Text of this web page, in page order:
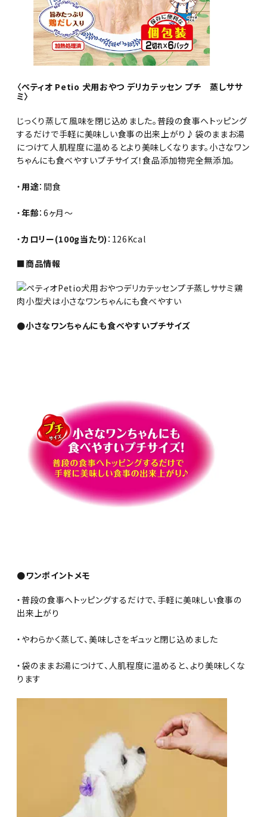
〈ペティオ Petio 犬用おやつ デリカテッセン プチ 蒸しササ
ミ〉
じっくり蒸して風味を閉じ込めました。普段の食事へトッピング
するだけで手軽に美味しい食事の出来上がり♪袋のままお湯
につけて人肌程度に温めるとより美味しくなります。小さなワン
ちゃんにも食べやすいプチサイズ！食品添加物完全無添加。
・用途：間食
・年齢：6ヶ月～
・カロリー(100g当たり) ：126Kcal
■商品情報
●小さなワンちゃんにも食べやすいプチサイズ
●ワンポイントメモ
・普段の食事へトッピングするだけで、手軽に美味しい食事の
出来上がり
・やわらかく蒸して、美味しさをギュッと閉じ込めました
・袋のままお湯につけて、人肌程度に温めると、より美味しくな
ります